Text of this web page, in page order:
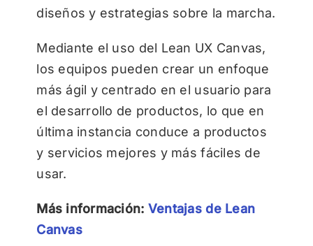
diseños y estrategias sobre la marcha.
Mediante el uso del Lean UX Canvas,
los equipos pueden crear un enfoque
más ágil y centrado en el usuario para
el desarrollo de productos, lo que en
última instancia conduce a productos
y servicios mejores y más fáciles de
usar.
Más información: Ventajas de Lean
Canvas